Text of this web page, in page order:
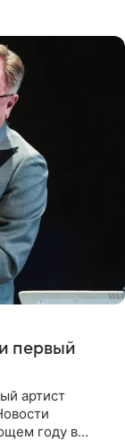
первый
артист
году в